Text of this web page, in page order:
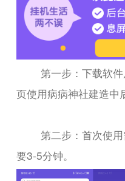
第一步：下载软
页使用病病神社建造中
第二步：首次使
要3-5分钟。